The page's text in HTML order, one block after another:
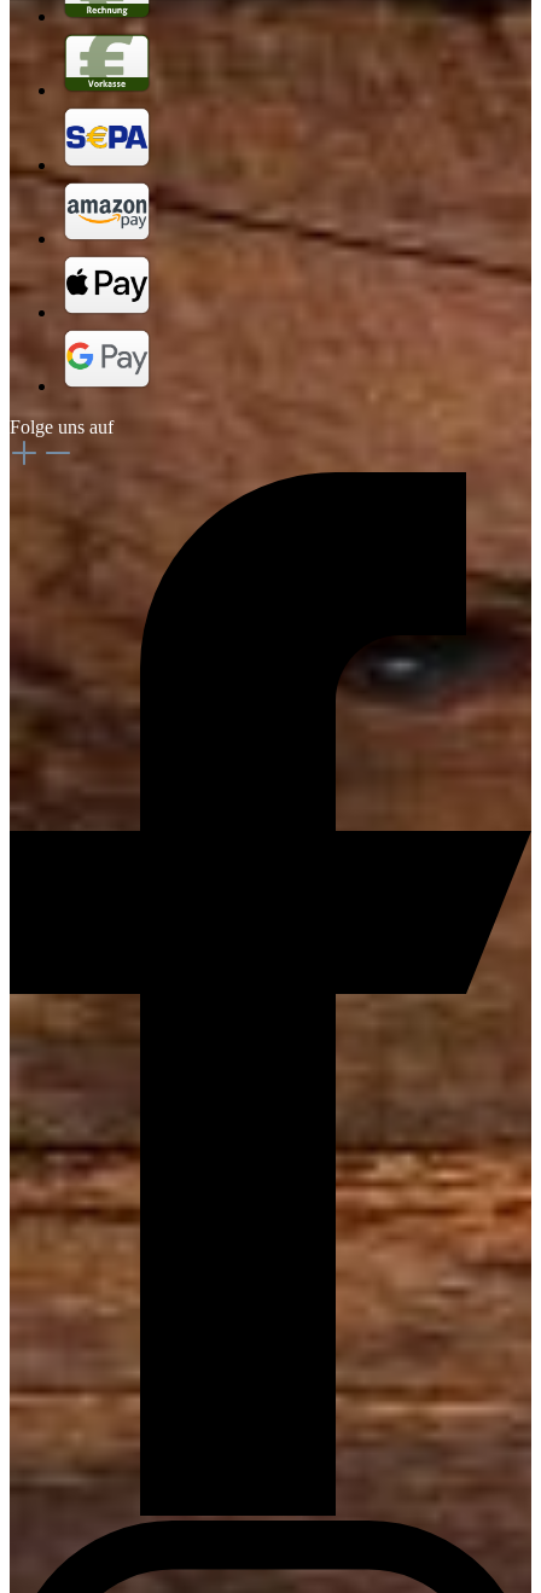
Folge uns auf